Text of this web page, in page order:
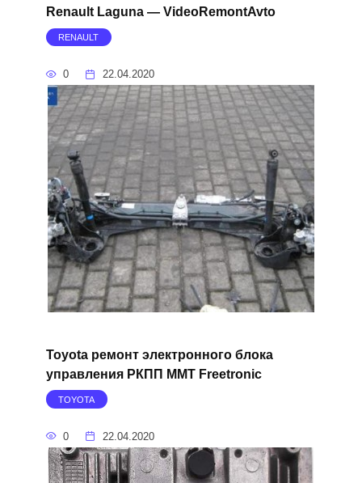
Renault Laguna — VideoRemontAvto
RENAULT
0 22.04.2020
Toyota ремонт электронного блока
управления РКПП MMT Freetronic
TOYOTA
0 22.04.2020